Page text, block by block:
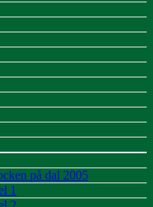
på dal 2005
1